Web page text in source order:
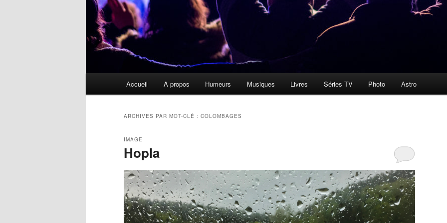
Accueil A propos Humeurs Musiques Livres Séries TV Photo Astro
ARCHIVES PAR MOT-CLÉ : COLOMBAGES
Hopla
IMAGE